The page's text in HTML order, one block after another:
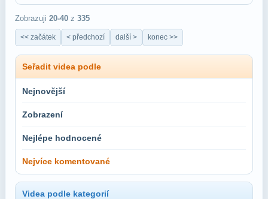
Zobrazuji 20-40 z 335
<< začátek < předchozí další > konec >>
Seřadit videa podle
Nejnovější
Zobrazení
Nejlépe hodnocené
Nejvíce komentované
Videa podle kategorií